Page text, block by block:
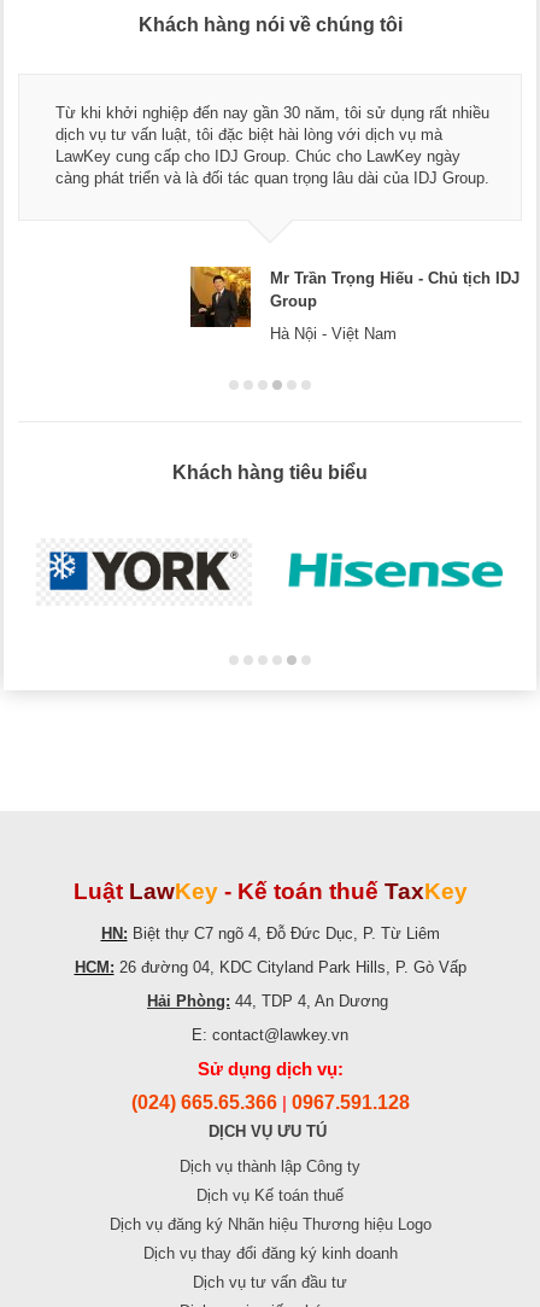
Khách hàng nói về chúng tôi
Từ khi khởi nghiệp đến nay gần 30 năm, tôi sử dụng rất nhiều
dịch vụ tư vấn luật, tôi đặc biệt hài lòng với dịch vụ mà
LawKey cung cấp cho IDJ Group. Chúc cho LawKey ngày
càng phát triển và là đối tác quan trọng lâu dài của IDJ Group.
Mr Trần Trọng Hiếu - Chủ tịch IDJ
Group
Hà Nội - Việt Nam
Khách hàng tiêu biểu
Luật LawKey - Kế toán thuế TaxKey
HN: Biệt thự C7 ngõ 4, Đỗ Đức Dục, P. Từ Liêm
HCM: 26 đường 04, KDC Cityland Park Hills, P. Gò Vấp
Hải Phòng: 44, TDP 4, An Dương
E: contact@lawkey.vn
Sử dụng dịch vụ:
(024) 665.65.366 0967.591.128
DỊCH VỤ ƯU TÚ
Dịch vụ thành lập Công ty
Dịch vụ Kế toán thuế
Dịch vụ đăng ký Nhãn hiệu Thương hiệu Logo
Dịch vụ thay đổi đăng ký kinh doanh
Dịch vụ tư vấn đầu tư